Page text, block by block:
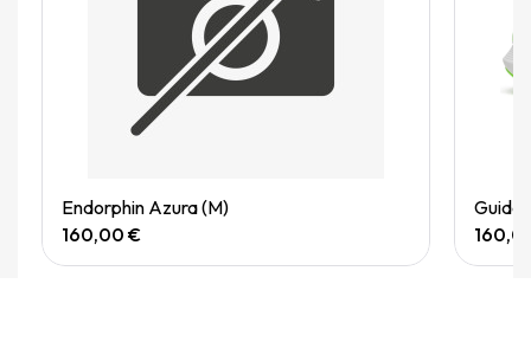
Quick View
Endorphin Azura (M)
160,00 €
Guide